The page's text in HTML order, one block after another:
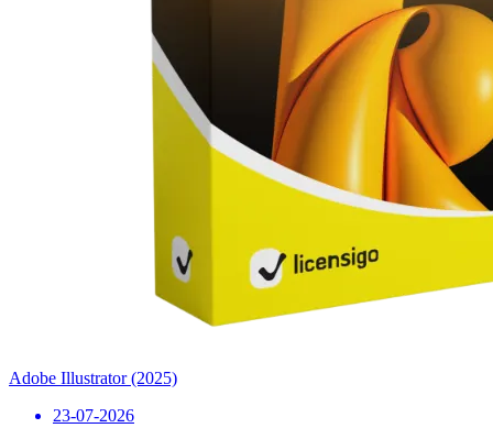
Adobe Illustrator (2025)
23-07-2026